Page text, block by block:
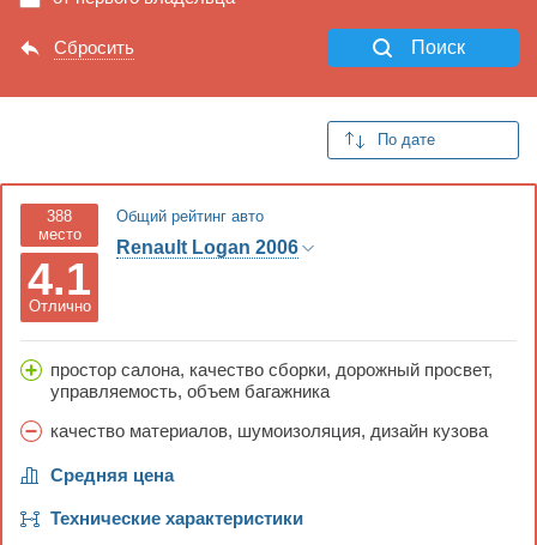
Сбросить Поиск
388
место
Отлично
4.1
Общий рейтинг авто
Renault Logan 2006
простор салона, качество сборки, дорожный просвет,
управляемость, объем багажника
качество материалов, шумоизоляция, дизайн кузова
Средняя цена
Технические характеристики